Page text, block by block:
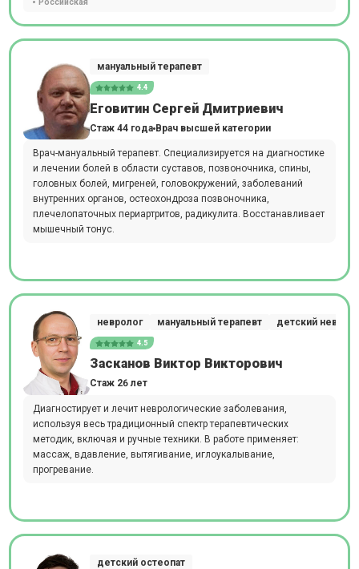
мануальный терапевт
4.4
Еговитин Сергей Дмитриевич
Стаж 44 года Врач высшей категории
Врач-мануальный терапевт. Специализируется на диагностике
и лечении болей в области суставов, позвоночника, спины,
головных болей, мигреней, головокружений, заболеваний
внутренних органов, остеохондроза позвоночника,
плечелопаточных периартритов, радикулита. Восстанавливает
мышечный тонус.
невролог мануальный терапевт детский
4.5
Засканов Виктор Викторович
Стаж 26 лет
Диагностирует и лечит неврологические заболевания,
используя весь традиционный спектр терапевтических
методик, включая и ручные техники. В работе применяет:
массаж, вдавление, вытягивание, иглоукалывание,
прогревание.
детский остеопат